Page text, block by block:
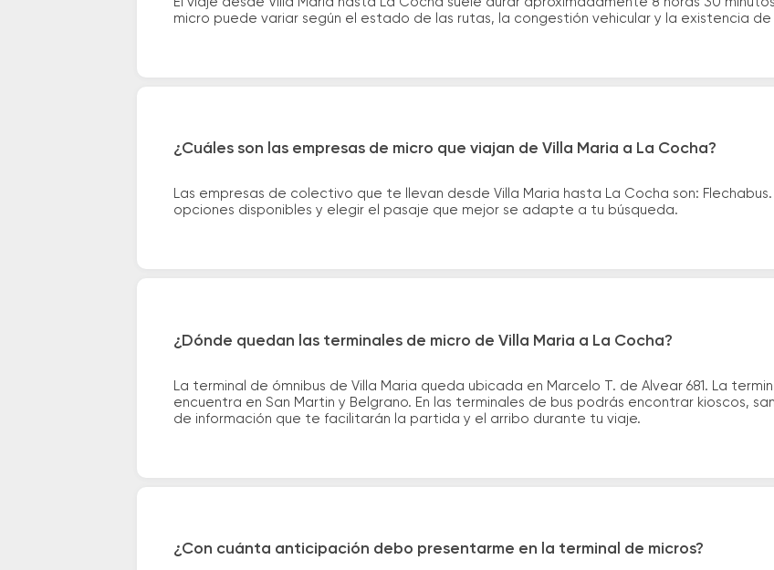
micro puede variar según el estado de las rutas, la congestión vehicular y la existencia
¿Cuáles son las empresas de micro que viajan de Villa Maria a La Cocha?
Las empresas de colectivo que te llevan desde Villa Maria hasta La Cocha son:
opciones disponibles y elegir el pasaje que mejor se adapte a tu búsqueda.
¿Dónde quedan las terminales de micro de Villa Maria a La Cocha?
La terminal de ómnibus de Villa Maria queda ubicada en Marcelo T. de Alvear 681. La
encuentra en San Martin y Belgrano. En las terminales de bus podrás encontrar kioscos,
de información que te facilitarán la partida y el arribo durante tu viaje.
¿Con cuánta anticipación debo presentarme en la terminal de micros?